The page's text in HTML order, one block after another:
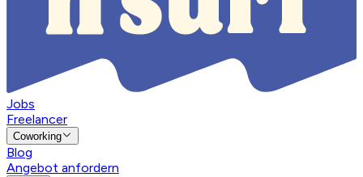
Jobs
Freelancer
Coworking
Blog
Angebot anfordern